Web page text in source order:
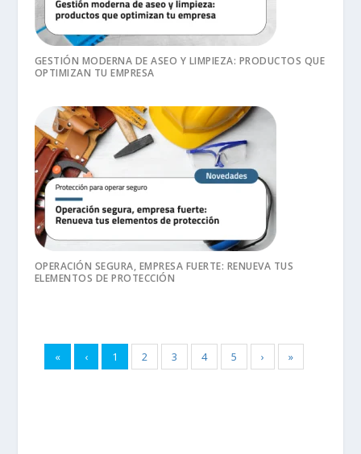
GESTIÓN MODERNA DE ASEO Y LIMPIEZA: PRODUCTOS QUE
OPTIMIZAN TU EMPRESA
OPERACIÓN SEGURA, EMPRESA FUERTE: RENUEVA TUS
ELEMENTOS DE PROTECCIÓN
« ‹ 1 2 3 4 5 › »